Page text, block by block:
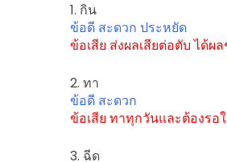
1. กิน
ข้อดี สะดวก ประหยัด
ข้อเสีย ส่งผลเสียต่อตับ ได้ผ
2. ทา
ข้อดี สะดวก
ข้อเสีย ทาทุกวันและต้องรอ
3. ฉีด